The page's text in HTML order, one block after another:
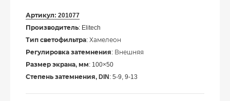
Артикул: 201077
Производитель: Elitech
Тип светофильтра: Хамелеон
Регулировка затемнения: Внешняя
Размер экрана, мм: 100×50
Степень затемнения, DIN : 5-9, 9-13